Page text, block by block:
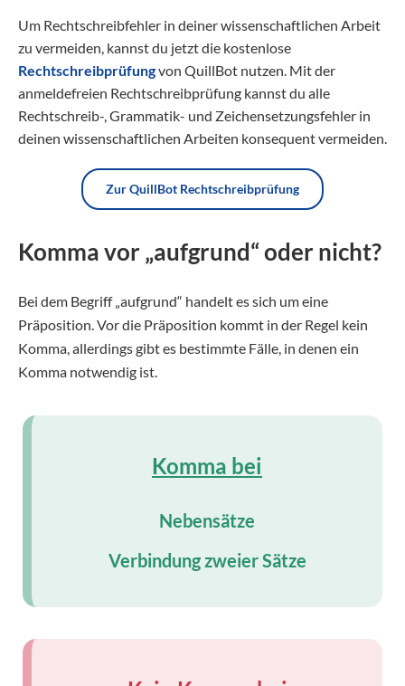
Um Rechtschreibfehler in deiner wissenschaftlichen Arbeit
zu vermeiden, kannst du jetzt die kostenlose
Rechtschreibprüfungvon QuillBot nutzen. Mit der
anmeldefreien Rechtschreibprüfung kannst du alle
Rechtschreib-, Grammatik- und Zeichensetzungsfehler in
deinen wissenschaftlichen Arbeiten konsequent vermeiden.
Zur QuillBot Rechtschreibprüfung
Komma vor „aufgrund“ oder nicht?
Bei dem Begriff „aufgrund“ handelt es sich um eine
Präposition. Vor die Präposition kommt in der Regel kein
Komma, allerdings gibt es bestimmte Fälle, in denen ein
Komma notwendig ist.
Komma bei
Nebensätze
Verbindung zweier Sätze